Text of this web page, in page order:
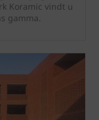
Koramic vindt u
gamma.